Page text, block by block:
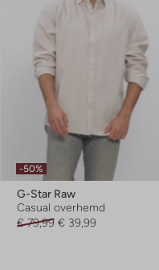
-50%
G-Star Raw
Casual overhemd
€ 79,99 € 39,99